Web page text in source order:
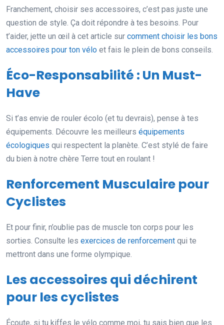
Franchement, choisir ses accessoires, c’est pas juste une
question de style. Ça doit répondre à tes besoins. Pour
t’aider, jette un œil à cet article sur comment choisir les bons
accessoires pour ton vélo et fais le plein de bons conseils.
Éco-Responsabilité : Un Must-
Have
Si t’as envie de rouler écolo (et tu devrais), pense à tes
équipements. Découvre les meilleurs équipements
écologiques qui respectent la planète. C’est stylé de faire
du bien à notre chère Terre tout en roulant !
Renforcement Musculaire pour
Cyclistes
Et pour finir, n’oublie pas de muscle ton corps pour les
sorties. Consulte les exercices de renforcement qui te
mettront dans une forme olympique.
Les accessoires qui déchirent
pour les cyclistes
Écoute, si tu kiffes le vélo comme moi, tu sais bien que les